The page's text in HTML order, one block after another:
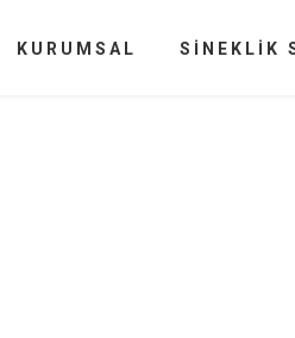
KURUMSAL SİNEKLİK